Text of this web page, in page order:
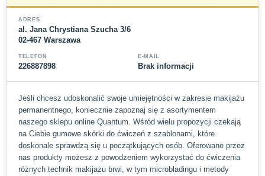
ADRES
al. Jana Chrystiana Szucha 3/6
02-467 Warszawa
TELEFON
226887898
E-MAIL
Brak informacji
Jeśli chcesz udoskonalić swoje umiejętności w zakresie makijażu
permanentnego, koniecznie zapoznaj się z asortymentem
naszego sklepu online Quantum. Wśród wielu propozycji czekają
na Ciebie gumowe skórki do ćwiczeń z szablonami, które
doskonale sprawdzą się u początkujących osób. Oferowane przez
nas produkty możesz z powodzeniem wykorzystać do ćwiczenia
różnych technik makijażu brwi, w tym microbladingu i metody